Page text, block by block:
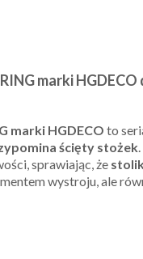
marki
marki HGDECO to
ścięty stożek
sprawiając, że
wystroju, ale